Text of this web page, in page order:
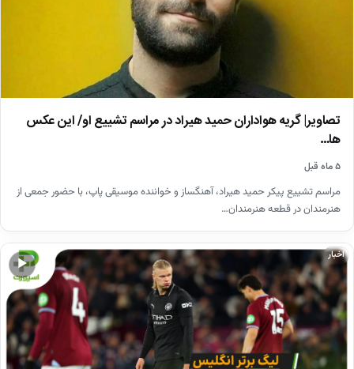
تصاویر| گریه هواداران حمید هیراد در مراسم تشییع او/ این عکس
ها…
۵ ماه قبل
مراسم تشییع پیکر حمید هیراد، آهنگساز و خواننده موسیقی پاپ، با حضور جمعی از
هنرمندان در قطعه هنرمندان…
▶
اخبار